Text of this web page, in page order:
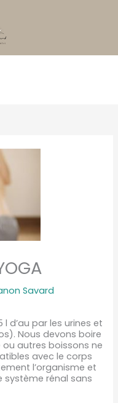
Savard
l d’au par les urines et
Nous devons boire
ou autres boissons ne
avec le corps
l’organisme et
rénal sans